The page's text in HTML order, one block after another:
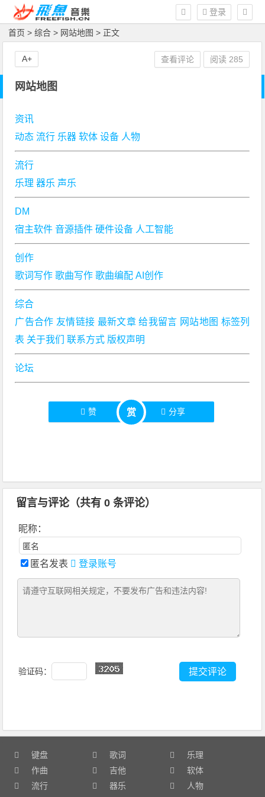
登录
首页 >综合 > 网站地图 > 正文
网站地图
资讯
动态 流行 乐器 软体 设备 人物
流行
乐理 器乐 声乐
DM
宿主软件 音源插件 硬件设备 人工智能
创作
歌词写作 歌曲写作 歌曲编配 AI创作
综合
广告合作 友情链接 最新文章 给我留言 网站地图 标签列
表 关于我们 联系方式 版权声明
论坛
赞 赏 分享
查看评论 阅读 285
A+
留言与评论（共有0 条评论）
昵称：
匿名发表 登录账号
验证码：
键盘 歌词
乐理
作曲
吉他
软体
流行
器乐 人物